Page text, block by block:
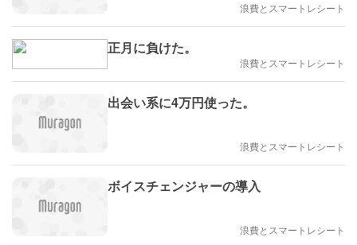
浪費とスマートレシート
正月に負けた。
浪費とスマートレシート
出会い系に4万円使った。
浪費とスマートレシート
ボイスチェンジャーの導入
浪費とスマートレシート